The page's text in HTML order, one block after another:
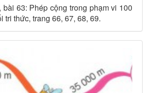
bài 63: Phép cộng trong phạm vi 100
tri thức, trang 66, 67, 68, 69.